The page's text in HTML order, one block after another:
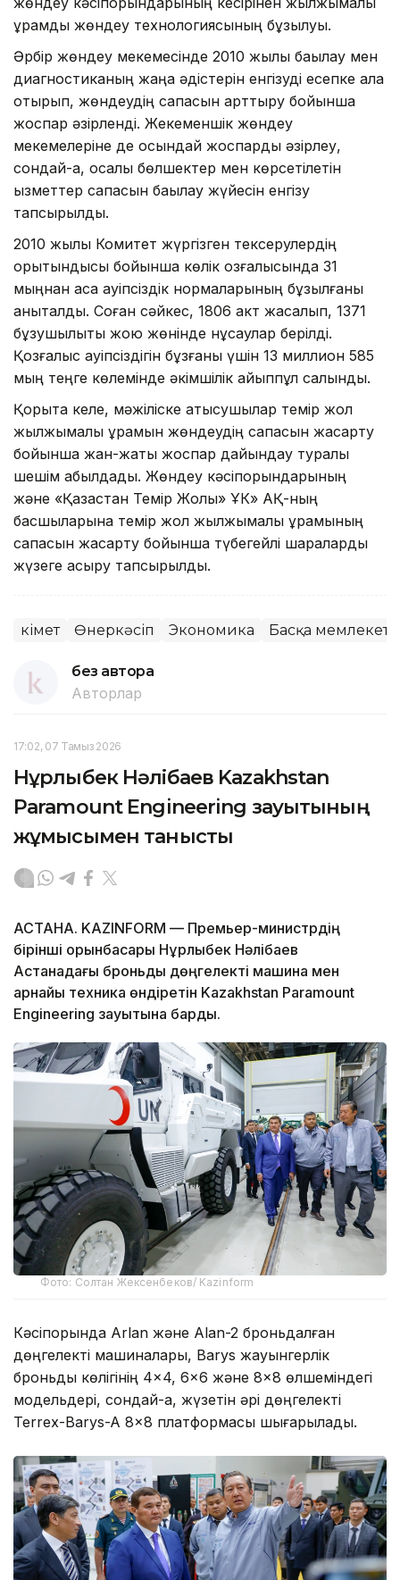
құрамды жөндеу технологиясының бұзылуы.
Әрбір жөндеу мекемесінде 2010 жылы бақылау мен
диагностиканың жаңа әдістерін енгізуді есепке ала
отырып, жөндеудің сапасын арттыру бойынша
жоспар әзірленді. Жекеменшік жөндеу
мекемелеріне де осындай жоспарды әзірлеу,
сондай-ақ, қосалқы бөлшектер мен көрсетілетін
қызметтер сапасын бақылау жүйесін енгізу
тапсырылды.
2010 жылы Комитет жүргізген тексерулердің
қорытындысы бойынша көлік қозғалысында 31
мыңнан аса қауіпсіздік нормаларының бұзылғаны
анықталды. Соған сәйкес, 1806 акт жасалып, 1371
бұзушылықты жою жөнінде нұсқаулар берілді.
Қозғалыс қауіпсіздігін бұзғаны үшін 13 миллион 585
мың теңге көлемінде әкімшілік айыппұл салынды.
Қорыта келе, мәжіліске қатысушылар темір жол
жылжымалы құрамын жөндеудің сапасын жақсарту
бойынша жан-жақты жоспар дайындау туралы
шешім қабылдады. Жөндеу кәсіпорындарының
және «Қазақстан Темір Жолы» ҰК» АҚ-ның
басшыларына темір жол жылжымалы құрамының
сапасын жақсарту бойынша түбегейлі шараларды
жүзеге асыру тапсырылды.
Үкімет Өнеркәсіп Экономика Басқа
без автора
Авторлар
17:02, 07 Тамыз 2026
Нұрлыбек Нәлібаев Kazakhstan
Paramount Engineering зауытының
жұмысымен танысты
АСТАНА. KAZINFORM — Премьер-министрдің
бірінші орынбасары Нұрлыбек Нәлібаев
Астанадағы броньды дөңгелекті машина мен
арнайы техника өндіретін Kazakhstan Paramount
Engineering зауытына барды.
Фото: Солтан Жексенбеков/ Kazinform
Кәсіпорында Arlan және Alan-2 броньдалған
дөңгелекті машиналары, Barys жауынгерлік
броньды көлігінің 4×4, 6×6 және 8×8 өлшеміндегі
модельдері, сондай-ақ, жүзетін әрі дөңгелекті
Terrex-Barys-A 8×8 платформасы шығарылады.